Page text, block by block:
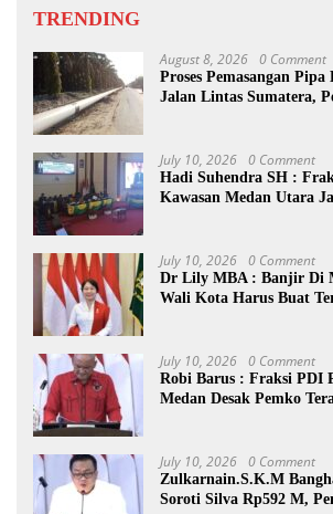
TRENDING
August 8, 2026 0 Comment
Proses Pemasangan
Jalan Lintas Sumatera,
July 10, 2026 0 Comment
Hadi Suhendra SH :
Kawasan Medan Utara
July 10, 2026 0 Comment
Dr Lily MBA : Banjir Di
Wali Kota Harus Buat
July 10, 2026 0 Comment
Robi Barus : Fraksi PDI
Medan Desak Pemko
July 10, 2026 0 Comment
Zulkarnain.S.K.M
Soroti Silva Rp592 M,